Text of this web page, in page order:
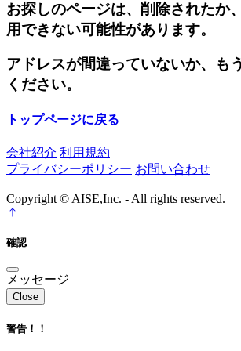
お探しのページは、削除されたか
用できない可能性があります。
アドレスが間違っていないか、も
ください。
トップページに戻る
会社紹介 利用規約
プライバシーポリシー お問い合わせ
Copyright © AISE,Inc. - All rights reserved.
確認
メッセージ
Close
警告！！